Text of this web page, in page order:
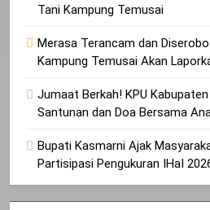
Tani Kampung Temusai
Merasa Terancam dan
Kampung Temusai Akan
Jumaat Berkah! KPU
Santunan dan Doa Bersama
Bupati Kasmarni Ajak
Partisipasi Pengukuran IHaI